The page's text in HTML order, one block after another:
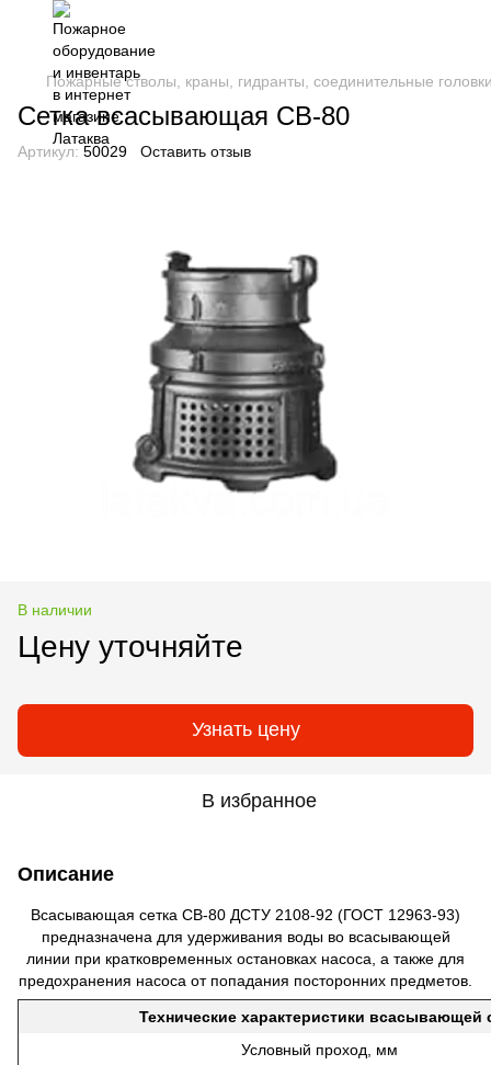
Пожарные стволы, краны, гидранты, соединительные
Сетка всасывающая СВ-80
Артикул: 50029 Оставить отзыв
В наличии
Цену уточняйте
Узнать цену
В избранное
Описание
Всасывающая сетка СВ-80 ДСТУ 2108-92 (ГОСТ 12963-93)
предназначена для удерживания воды во всасывающей
линии при кратковременных остановках насоса, а также для
предохранения насоса от попадания посторонних предметов.
Технические характеристики всасывающей
Условный проход, мм